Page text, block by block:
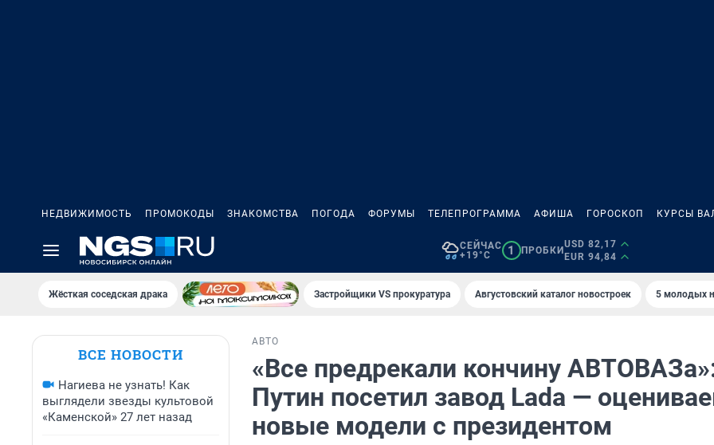
НЕДВИЖИМОСТЬ ПРОМОКОДЫ ЗНАКОМСТВА ПОГОДА ФОРУМЫ ТЕЛЕПРОГРАММА АФИША ГОРОСКОП КУРСЫ
СЕЙЧАС
+19°C
1 ПРОБКИ
USD 82,17
EUR 94,84
Жёсткая соседская драка Застройщики VS прокуратура Августовский каталог новостроек 5 молодых
ВСЕ НОВОСТИ
Нагиева не узнать! Как
выглядели звезды культовой
«Каменской» 27 лет назад
АВТО
«Все предрекали кончину
Путин посетил завод Lada —
новые модели с президентом